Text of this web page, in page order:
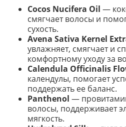
Cocos Nucifera Oil —
смягчает волосы и
сухость.
Avena Sativa Kernel
увлажняет, смягчает и
комфортному уходу за
Calendula Officinalis
календулы, помогает
поддержать ее баланс.
Panthenol —
волосы, поддерживает
мягкость.